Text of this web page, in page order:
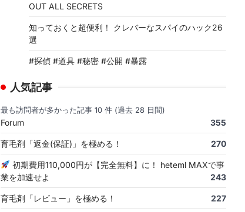
OUT ALL SECRETS
知っておくと超便利！ クレバーなスパイのハック26
選
#探偵 #道具 #秘密 #公開 #暴露
人気記事
最も訪問者が多かった記事 10 件 (過去 28 日間)
Forum 355
育毛剤「返金(保証)」を極める！ 270
初期費用110,000円が【完全無料】に！ heteml MAXで事
業を加速せよ
243
育毛剤「レビュー」を極める！ 227